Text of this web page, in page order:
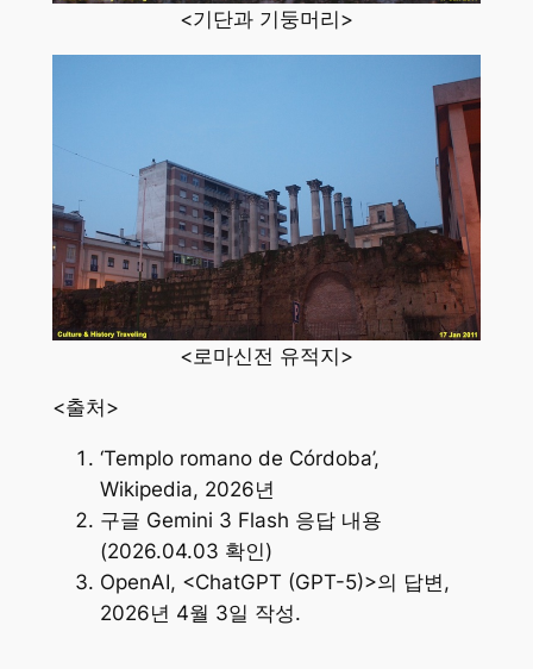
<기단과 기둥머리>
<로마신전 유적지>
<출처>
‘Templo romano de Córdoba’,
Wikipedia, 2026년
구글 Gemini 3 Flash 응답 내용
(2026.04.03 확인)
OpenAI, <ChatGPT (GPT-5)>의 답변,
2026년 4월 3일 작성.